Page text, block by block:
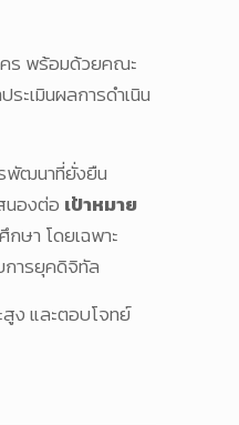
ร พร้อมด้วยคณะ
ระเมินผลการดำเนิน
พัฒนาที่ยั่งยืน
นองต่อ เป้าหมาย
กษา โดยเฉพาะ
การยุคดิจิทัล
ง และตอบโจทย์